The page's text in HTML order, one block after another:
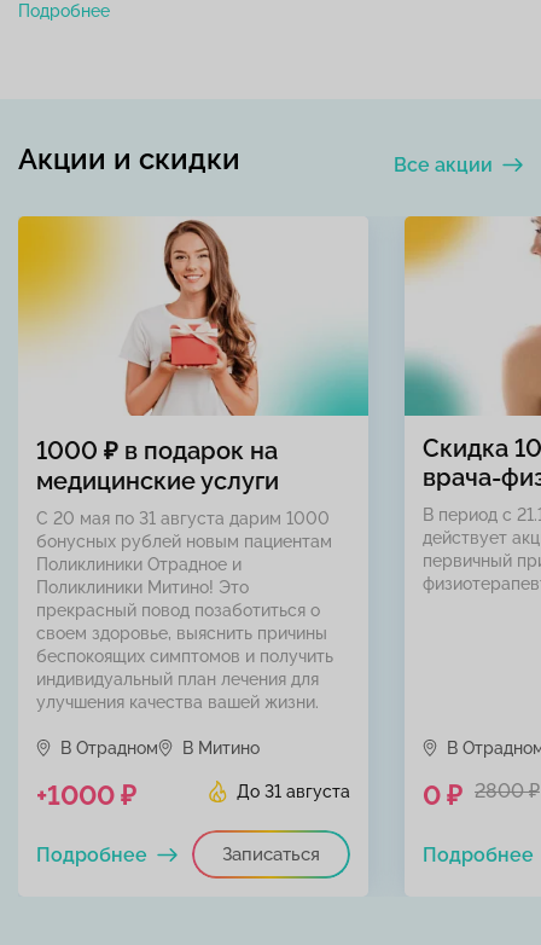
Подробнее
Все акции
Акции и скидки
1000 ₽ в подарок на
медицинские услуги
С 20 мая по 31 августа дарим 1000
бонусных рублей новым пациентам
Поликлиники Отрадное и
Поликлиники Митино! Это
прекрасный повод позаботиться о
своем здоровье, выяснить причины
беспокоящих симптомов и получить
индивидуальный план лечения для
улучшения качества вашей жизни.
В Отрадном В Митино
До 31 августа
+1000 ₽
Записаться
Подробнее
Скидка
врача-
В период с
действует
первичный
В
0 ₽ 2800 ₽
Подробнее